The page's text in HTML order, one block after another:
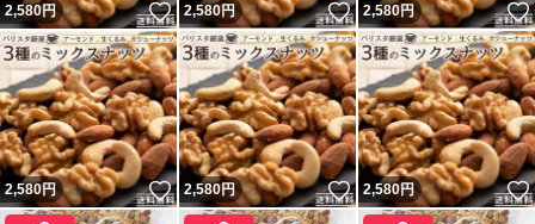
2,580円 いいね！
2,580円 いいね！
2,580円
2,580円 いいね！
2,580円 いいね！
2,580円